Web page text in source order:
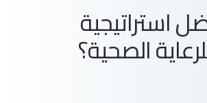
استراتيجية
الصحية؟